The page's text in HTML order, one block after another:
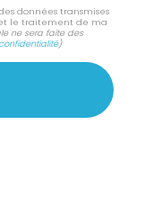
données transmises
le traitement de ma
ne sera faite des
)